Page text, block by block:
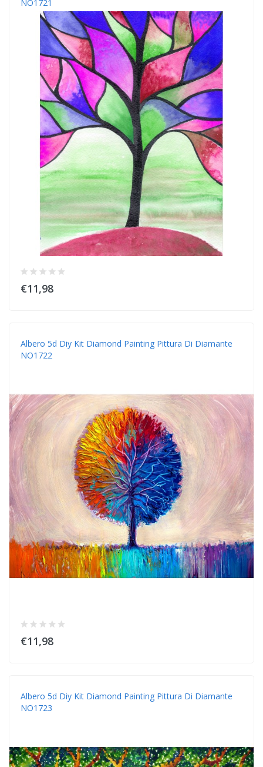
NO1721
€11,98
Albero 5d Diy Kit Diamond Painting Pittura Di Diamante
NO1722
€11,98
Albero 5d Diy Kit Diamond Painting Pittura Di Diamante
NO1723